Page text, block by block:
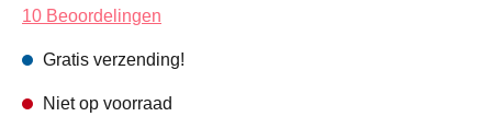
Gemiddelde waardering van 4.9 van 5 sterren
10 Beoordelingen
Gratis verzending!
Niet op voorraad